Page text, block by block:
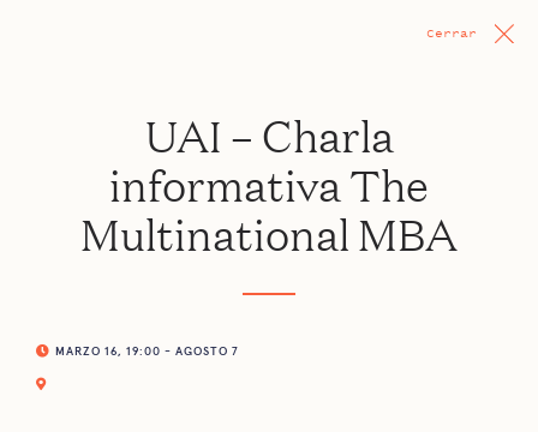
Cerrar
UAI – Charla
informativa The
Multinational MBA
MARZO 16, 19:00 - AGOSTO 7